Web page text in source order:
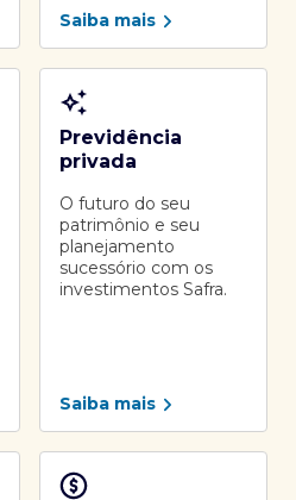
Saiba mais
Previdência
privada
O futuro do seu
patrimônio e seu
planejamento
sucessório com os
investimentos Safra.
Saiba mais